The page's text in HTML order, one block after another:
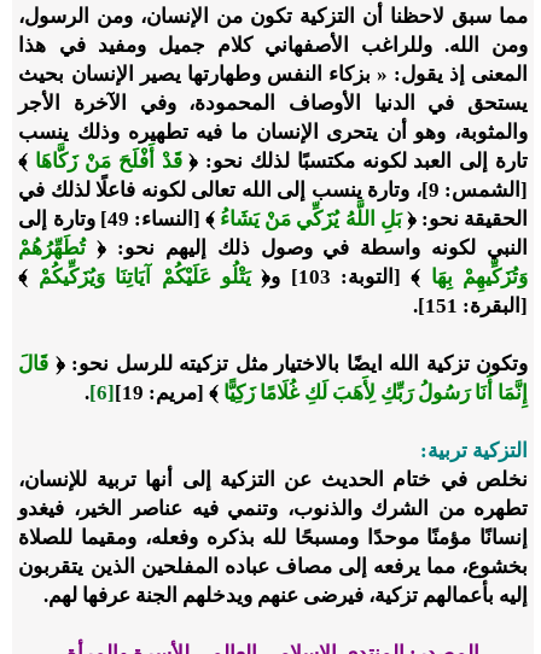
مما سبق لاحظنا أن التزكية تكون من الإنسان، ومن الرسول،
ومن الله. وللراغب الأصفهاني كلام جميل ومفيد في هذا
المعنى إذ يقول: « بزكاء النفس وطهارتها يصير الإنسان بحيث
يستحق في الدنيا الأوصاف المحمودة، وفي الآخرة الأجر
والمثوبة، وهو أن يتحرى الإنسان ما فيه تطهيره وذلك ينسب
تارة إلى العبد لكونه مكتسبًا لذلك نحو: ﴿قَدْ أَفْلَحَ مَنْ زَكَّاهَا ﴾
[الشمس: 9]، وتارة ينسب إلى الله تعالى لكونه فاعلًا لذلك في
الحقيقة نحو: ﴿بَلِ اللَّهُ يُزَكِّي مَنْ يَشَاءُ
﴾ [النساء: 49] وتارة إلى
النبي لكونه واسطة في وصول ذلك إليهم نحو: ﴿تُطَهِّرُهُمْ
وَتُزَكِّيهِمْ بِهَا ﴾ [التوبة: 103] و﴿ يَتْلُو عَلَيْكُمْ آيَاتِنَا وَيُزَكِّيكُمْ ﴾
[البقرة: 151].
وتكون تزكية الله ايضًا بالاختيار مثل تزكيته للرسل نحو: ﴿ قَالَ
إِنَّمَا أَنَا رَسُولُ رَبِّكِ لِأَهَبَ لَكِ غُلَامًا زَكِيًّا ﴾ [مريم: 19] [6]
.
التزكية تربية:
نخلص في ختام الحديث عن التزكية إلى أنها تربية للإنسان،
تطهره من الشرك والذنوب، وتنمي فيه عناصر الخير، فيغدو
إنسانًا مؤمنًا موحدًا ومسبحًا لله بذكره وفعله، ومقيما للصلاة
بخشوع، مما يرفعه إلى مصاف عباده المفلحين الذين يتقربون
إليه بأعمالهم تزكية، فيرضى عنهم ويدخلهم الجنة عرفها لهم.